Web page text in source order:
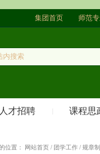
集团首页 师范
人才招聘 课程思
位置： 网站首页 / 团学工作 / 规章